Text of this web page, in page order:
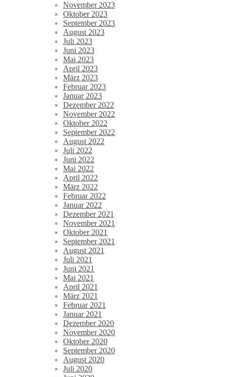
November 2023
Oktober 2023
September 2023
August 2023
Juli 2023
Juni 2023
Mai 2023
April 2023
März 2023
Februar 2023
Januar 2023
Dezember 2022
November 2022
Oktober 2022
September 2022
August 2022
Juli 2022
Juni 2022
Mai 2022
April 2022
März 2022
Februar 2022
Januar 2022
Dezember 2021
November 2021
Oktober 2021
September 2021
August 2021
Juli 2021
Juni 2021
Mai 2021
April 2021
März 2021
Februar 2021
Januar 2021
Dezember 2020
November 2020
Oktober 2020
September 2020
August 2020
Juli 2020